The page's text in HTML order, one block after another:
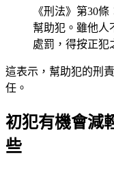
《刑法》第30
幫助犯。雖他人
處罰，得按正犯
這表示，幫助犯的刑
任。
初犯有機會減
些